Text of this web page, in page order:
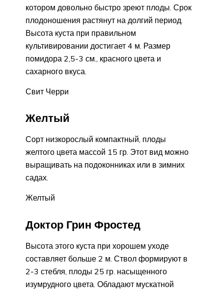
котором довольно быстро зреют плоды. Срок
плодоношения растянут на долгий период.
Высота куста при правильном
культивировании достигает 4 м. Размер
помидора 2,5-3 см., красного цвета и
сахарного вкуса.
Свит Черри
Желтый
Сорт низкорослый компактный, плоды
желтого цвета массой 15 гр. Этот вид можно
выращивать на подоконниках или в зимних
садах.
Желтый
Доктор Грин Фростед
Высота этого куста при хорошем уходе
составляет больше 2 м. Ствол формируют в
2-3 стебля, плоды 25 гр. насыщенного
изумрудного цвета. Обладают мускатной